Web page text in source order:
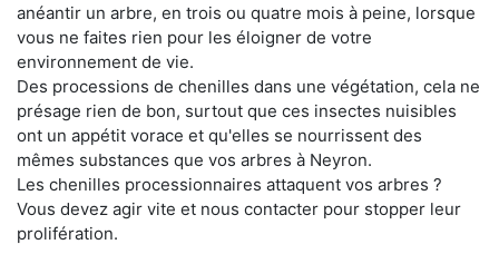
anéantir un arbre, en trois ou quatre mois à peine, lorsque
vous ne faites rien pour les éloigner de votre
environnement de vie.
Des processions de chenilles dans une végétation, cela ne
présage rien de bon, surtout que ces insectes nuisibles
ont un appétit vorace et qu'elles se nourrissent des
mêmes substances que vos arbres à Neyron.
Les chenilles processionnaires attaquent vos arbres ?
Vous devez agir vite et nous contacter pour stopper leur
prolifération.